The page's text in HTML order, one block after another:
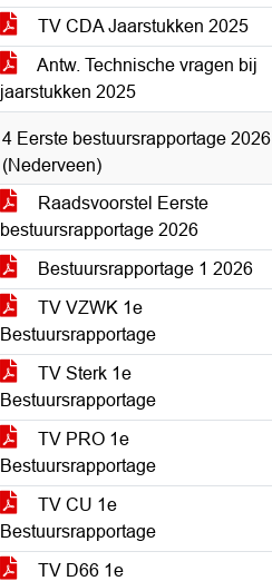
TV CDA Jaarstukken 2025
Antw. Technische vragen bij
jaarstukken 2025
4 Eerste bestuursrapportage 2026
(Nederveen)
Raadsvoorstel Eerste
bestuursrapportage 2026
Bestuursrapportage 1 2026
TV VZWK 1e
Bestuursrapportage
TV Sterk 1e
Bestuursrapportage
TV PRO 1e
Bestuursrapportage
TV CU 1e
Bestuursrapportage
TV D66 1e